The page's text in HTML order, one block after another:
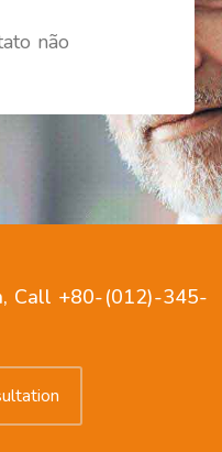
não
Call +80-(012)-345-